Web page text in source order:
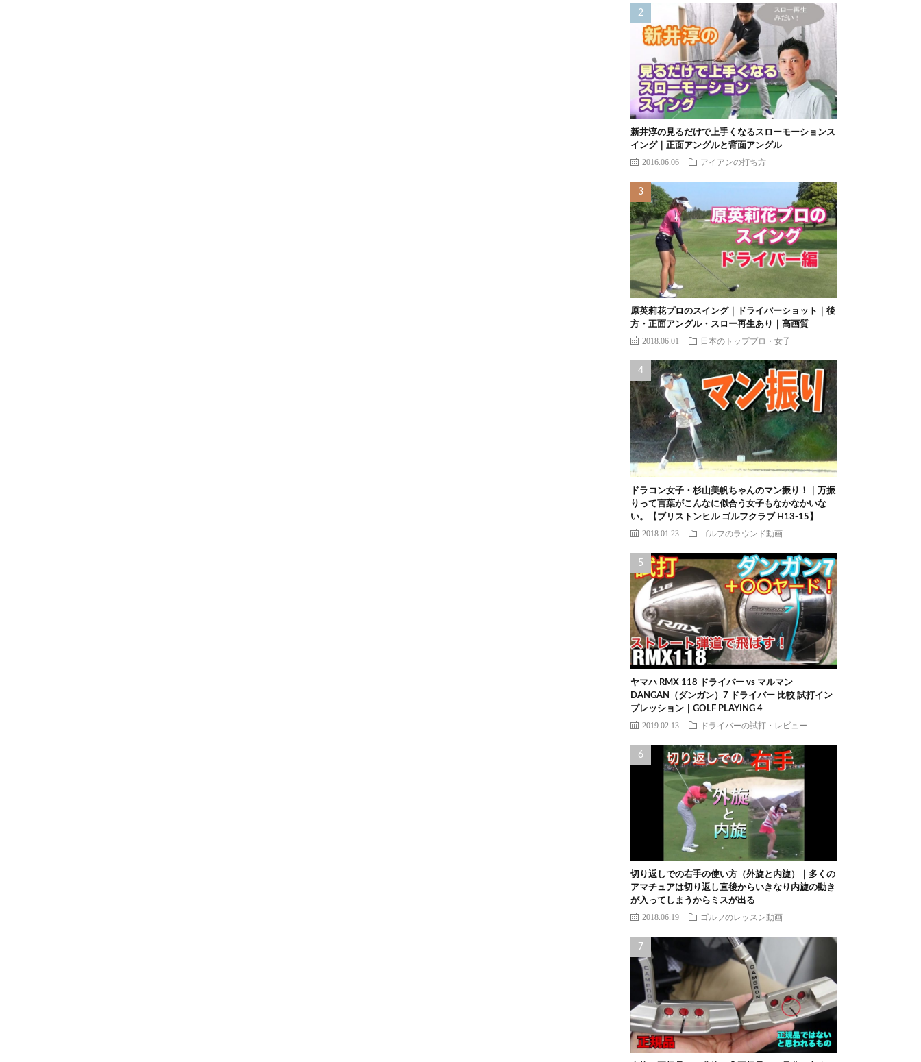
新井淳の見るだけで上手くなるスローモーションス
イング｜正面アングルと背面アングル
2016.06.06 アイアンの打ち方
原英莉花プロのスイング｜ドライバーショット｜後
方・正面アングル・スロー再生あり｜高画質
2018.06.01 日本のトッププロ・女子
ドラコン女子・杉山美帆ちゃんのマン振り！｜万振
りって言葉がこんなに似合う女子もなかなかいな
い。【ブリストンヒル ゴルフクラブ H13-15】
2018.01.23 ゴルフのラウンド動画
ヤマハ RMX 118 ドライバー vs マルマン
DANGAN（ダンガン）7 ドライバー 比較 試打イン
プレッション｜GOLF PLAYING 4
2019.02.13 ドライバーの試打・レビュー
切り返しでの右手の使い方（外旋と内旋）｜多くの
アマチュアは切り返し直後からいきなり内旋の動き
が入ってしまうからミスが出る
2018.06.19 ゴルフのレッスン動画